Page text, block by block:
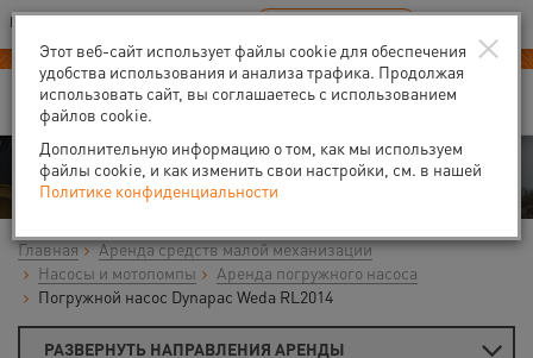
Ваш город:Москва
В Вашем регионе нет наших офисов RU EN
Аренда
Главная
Аренда средств малой механизации
Насосы и мотопомпы
Аренда погружного насоса
Погружной насос Dynapac Weda RL2014
РАЗВЕРНУТЬ НАПРАВЛЕНИЯ АРЕНДЫ
×
Этот веб-сайт использует файлы cookie для обеспечения
удобства использования и анализа трафика. Продолжая
использовать сайт, вы соглашаетесь с использованием
файлов cookie.
Дополнительную информацию о том, как мы используем
файлы cookie, и как изменить свои настройки, см. в нашей
Политике конфиденциальности